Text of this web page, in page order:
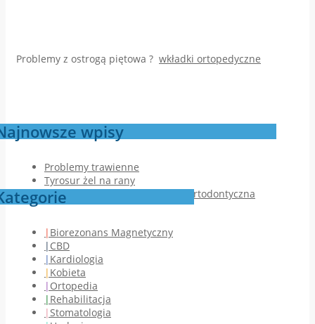
Problemy z ostrogą piętowa ? wkładki ortopedyczne
wpisy
Problemy trawienne
Tyrosur żel na rany
Jak przebiega pierwsza wizyta ortodontyczna
Biorezonans Magnetyczny
CBD
Kardiologia
Kobieta
Ortopedia
Rehabilitacja
Stomatologia